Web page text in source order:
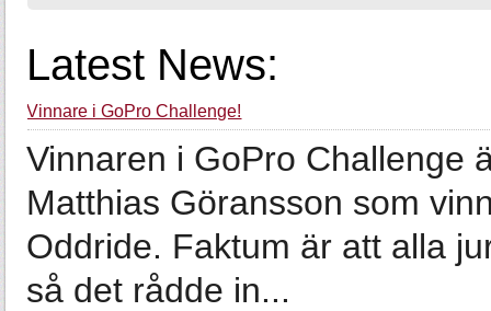
Latest News:
Vinnare i GoPro Challenge!
Vinnaren i GoPro Challenge
Matthias Göransson som
Oddride. Faktum är att alla
så det rådde in...